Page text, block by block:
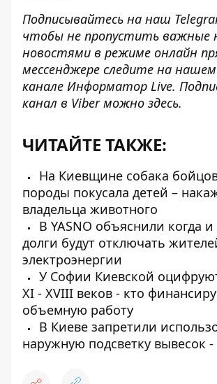
Подписывайтесь на наш
чтобы не пропустить важные
новостями в режиме онлайн
мессенджере следите на нашем
канале Информатор Live.
канал в Viber можно здесь.
ЧИТАЙТЕ ТАКЖЕ:
На Киевщине собака
породы покусала детей –
владельца животного
В YASNO объяснили когда
долги будут отключать
электроэнергии
У Софии Киевской
XI - ХVIII веков - кто
объемную работу
В Киеве запретили
наружную подсветку вывесок -